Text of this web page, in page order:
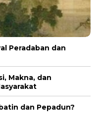
Peradaban dan
Makna, dan
dan Pepadun?